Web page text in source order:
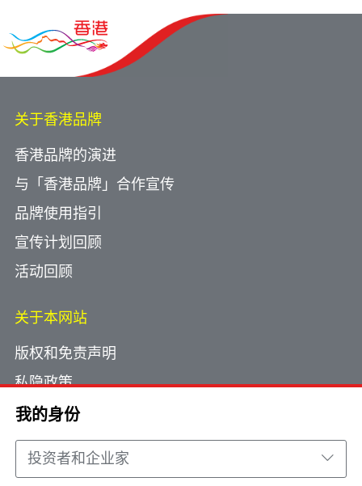
我的身份
投资者和企业家
关于香港品牌
香港品牌的演进
与「香港品牌」合作宣传
品牌使用指引
宣传计划回顾
活动回顾
关于本网站
版权和免责声明
私隐政策
使用小型文字档案
网页指南
联络我们